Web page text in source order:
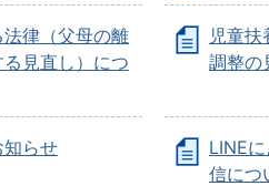
律（父母の離
見直し）につ
児童
調整の
知らせ
LINE
信につ